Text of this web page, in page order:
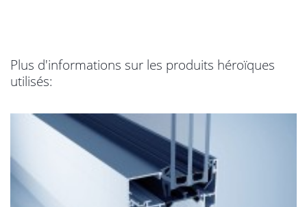
Plus d'informations sur les produits héroïques
utilisés: